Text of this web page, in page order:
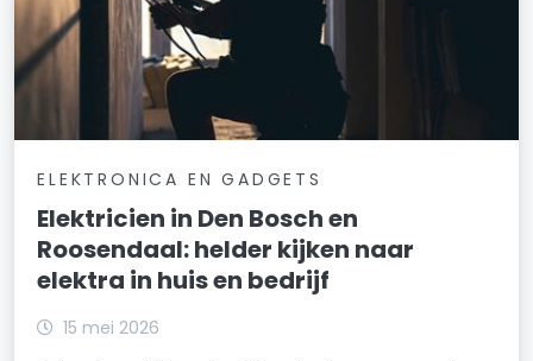
ELEKTRONICA EN GADGETS
Elektricien in Den Bosch en
Roosendaal: helder kijken naar
elektra in huis en bedrijf
15 mei 2026